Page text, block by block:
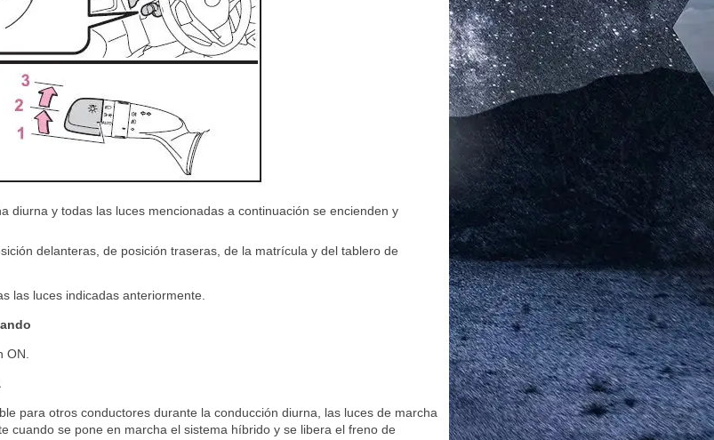
diurna y todas las luces mencionadas a continuación se encienden y
delanteras, de posición traseras, de la matrícula y del tablero de
las luces indicadas anteriormente.
ON.
para otros conductores durante la conducción diurna, las luces de marcha
cuando se pone en marcha el sistema híbrido y se libera el freno de